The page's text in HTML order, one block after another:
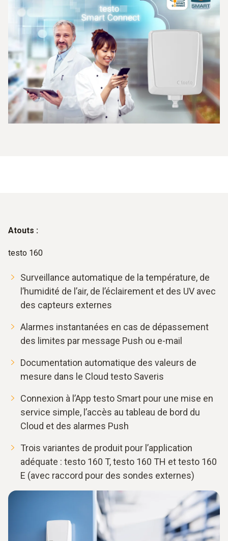
Atouts :
testo 160
Surveillance automatique de la température, de
l’humidité de l’air, de l’éclairement et des UV avec
des capteurs externes
Alarmes instantanées en cas de dépassement
des limites par message Push ou e-mail
Documentation automatique des valeurs de
mesure dans le Cloud testo Saveris
Connexion à l’App testo Smart pour une mise en
service simple, l’accès au tableau de bord du
Cloud et des alarmes Push
Trois variantes de produit pour l’application
adéquate : testo 160 T, testo 160 TH et testo 160
E (avec raccord pour des sondes externes)